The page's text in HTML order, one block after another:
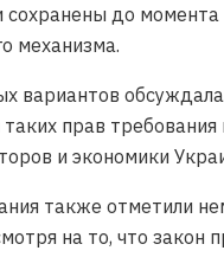
сохранены до
механизма.
вариантов
прав
и экономики
также отметили
на то, что закон